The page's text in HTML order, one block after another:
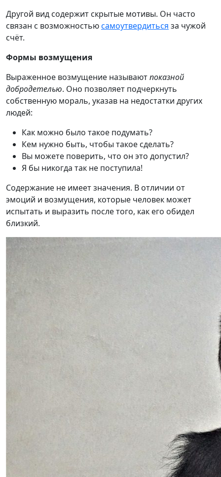
Другой вид содержит скрытые мотивы. Он часто
связан с возможностьюсамоутвердиться за чужой
счёт.
Формы возмущения
Выраженное возмущение называютпоказной
добродетелью. Оно позволяет подчеркнуть
собственную мораль, указав на недостатки других
людей:
Как можно было такое подумать?
Кем нужно быть, чтобы такое сделать?
Вы можете поверить, что он это допустил?
Я бы никогда так не поступила!
Содержание не имеет значения. В отличии от
эмоций и возмущения, которые человек может
испытать и выразить после того, как его обидел
близкий.